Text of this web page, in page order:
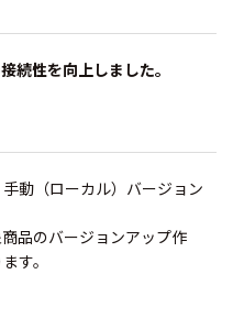
続性を向上しました。
動（ローカル）バージョン
品のバージョンアップ作
す。